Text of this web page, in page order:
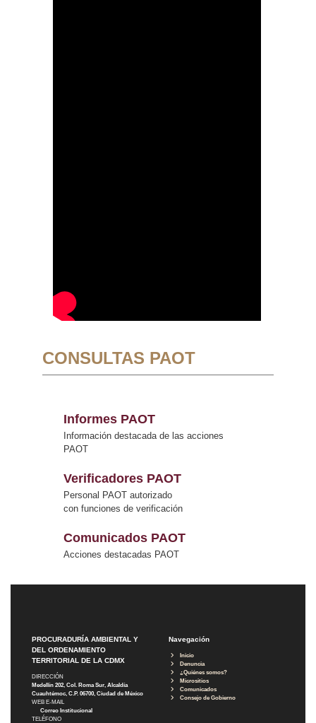
CONSULTAS PAOT
Informes PAOT
Información destacada de las acciones
PAOT
Verificadores PAOT
Personal PAOT autorizado
con funciones de verificación
Comunicados PAOT
Acciones destacadas PAOT
PROCURADURÍA AMBIENTAL Y
DEL ORDENAMIENTO
TERRITORIAL DE LA CDMX
DIRECCIÓN
Medellín 202, Col. Roma Sur, Alcaldía
Cuauhtémoc, C.P. 06700, Ciudad de México
WEB E-MAIL
Correo Institucional
TELÉFONO
Navegación
Inicio
Denuncia
¿Quiénes somos?
Micrositios
Comunicados
Consejo de Gobierno